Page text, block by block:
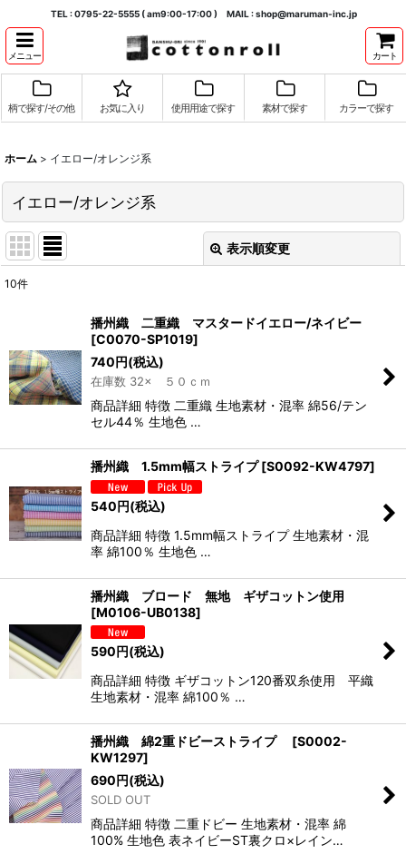
TEL : 0795-22-5555 ( am9:00-17:00 ) MAIL : shop@maruman-inc.jp
メニュー カート
柄で探す/その他 お気に入り 使用用途で探す 素材で探す カラーで探す
ホーム > イエロー/オレンジ系
イエロー/オレンジ系
表示順変更
並び順:
絞り込む
10件
播州織 二重織 マスタードイエロー/ネイビー
[C0070-SP1019]
740円(税込)
在庫数 32× ５０ｃｍ
商品詳細 特徴 二重織 生地素材・混率 綿56/テン
セル44％ 生地色 …
播州織 1.5mm幅ストライプ [S0092-KW4797]
540円(税込)
商品詳細 特徴 1.5mm幅ストライプ 生地素材・混
率 綿100％ 生地色 …
播州織 ブロード 無地 ギザコットン使用
[M0106-UB0138]
590円(税込)
商品詳細 特徴 ギザコットン120番双糸使用 平織
生地素材・混率 綿100％ …
播州織 綿2重ドビーストライプ [S0002-
KW1297]
690円(税込)
SOLD OUT
商品詳細 特徴 二重ドビー 生地素材・混率 綿
100% 生地色 表ネイビーST裏クロ×レイン…